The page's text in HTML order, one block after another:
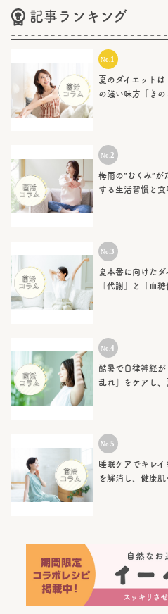
記事ランキング
夏のダイエット
の強い味方「き
梅雨の“むくみ”
する生活習慣と食
夏本番に向けた
「代謝」と「血
酷暑で自律神経
乱れ」をケアし
睡眠ケアでキレ
を解消し、健康